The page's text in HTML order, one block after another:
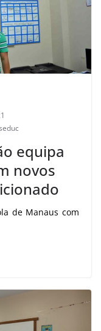
equipa
novos
de Manaus com